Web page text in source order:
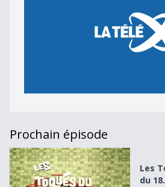
Prochain épisode
Les Toqués du Terroir 01 du
Les
du